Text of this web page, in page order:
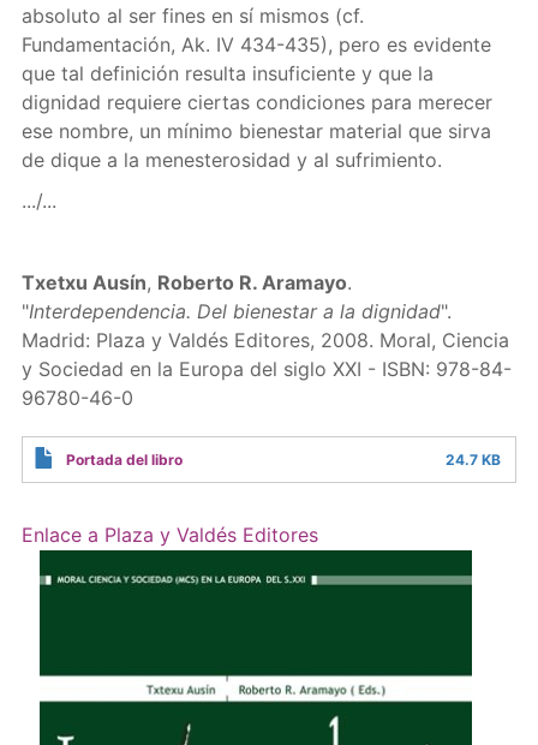
absoluto al ser fines en sí mismos (cf.
Fundamentación, Ak. IV 434-435), pero es evidente
que tal definición resulta insuficiente y que la
dignidad requiere ciertas condiciones para merecer
ese nombre, un mínimo bienestar material que sirva
de dique a la menesterosidad y al sufrimiento.
.../...
Txetxu Ausín, Roberto R. Aramayo.
"Interdependencia. Del bienestar a la dignidad".
Madrid: Plaza y Valdés Editores, 2008. Moral, Ciencia
y Sociedad en la Europa del siglo XXI - ISBN: 978-84-
96780-46-0
Portada del libro 24.7 KB
Enlace a Plaza y Valdés Editores